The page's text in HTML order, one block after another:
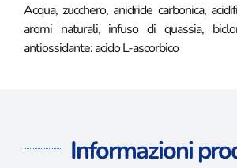
Acqua, zucchero, anidride carbonica,
aromi naturali, infuso di quassia,
antiossidante: acido L-ascorbico
Informazioni